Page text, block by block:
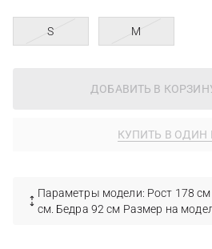
S M
ДОБАВИТЬ В
КУПИТЬ В ОДИН
Параметры модели: Рост 178 см
см. Бедра 92 см Размер на